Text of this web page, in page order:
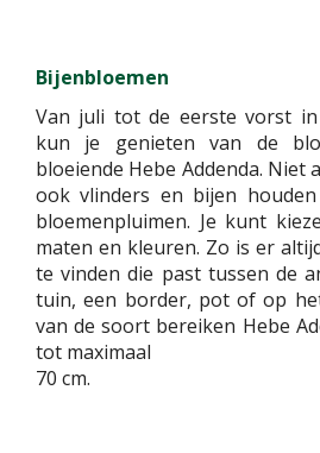
Bijenbloemen
Van juli tot de eerste vorst
kun je genieten van de
bloeiende Hebe Addenda. Niet
ook vlinders en bijen
bloemenpluimen. Je kunt
maten en kleuren. Zo is er
te vinden die past tussen de
tuin, een border, pot of op
van de soort bereiken Hebe
tot maximaal
70 cm.